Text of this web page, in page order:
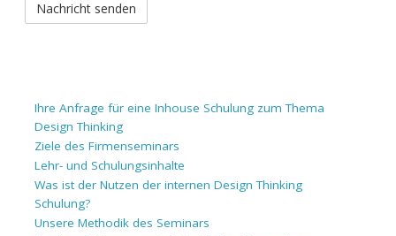
Ihre Anfrage für eine Inhouse Schulung zum Thema
Design Thinking
Ziele des Firmenseminars
Lehr- und Schulungsinhalte
Was ist der Nutzen der internen Design Thinking
Schulung?
Unsere Methodik des Seminars